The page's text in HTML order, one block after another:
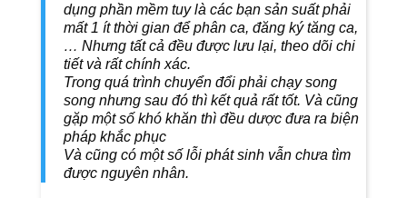
dụng phần mềm tuy là các bạn sản suất phải
mất 1 ít thời gian để phân ca, đăng ký tăng ca,
… Nhưng tất cả đều được lưu lại, theo dõi chi
tiết và rất chính xác.
Trong quá trình chuyển đổi phải chạy song
song nhưng sau đó thì kết quả rất tốt. Và cũng
gặp một số khó khăn thì đều dược đưa ra biện
pháp khắc phục
Và cũng có một số lỗi phát sinh vẫn chưa tìm
được nguyên nhân.